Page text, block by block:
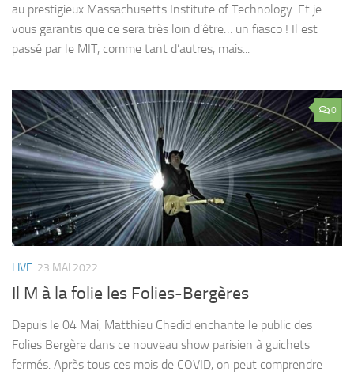
au prestigieux Massachusetts Institute of Technology. Et je
vous garantis que ce sera très loin d’être… un fiasco ! Il est
passé par le MIT, comme tant d’autres, mais...
0
LIVE 23 MAI 2022
Il M à la folie les Folies-Bergères
Depuis le 04 Mai, Matthieu Chedid enchante le public des
Folies Bergère dans ce nouveau show parisien à guichets
fermés. Après tous ces mois de COVID, on peut comprendre